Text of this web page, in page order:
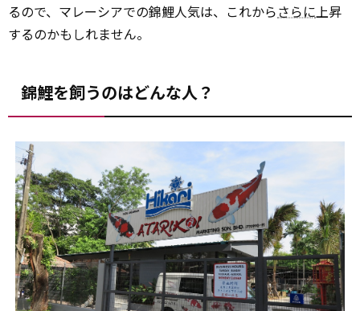
るので、マレーシアでの錦鯉人気は、これからさらに上昇
するのかもしれません。
錦鯉を飼うのはどんな人？